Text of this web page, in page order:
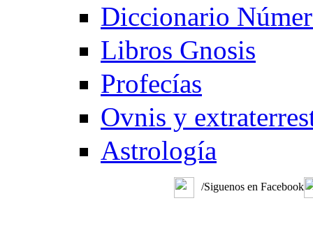
Diccionario
Libros Gnosis
Profecías
Ovnis y
Astrología
/Siguenos en Facebook